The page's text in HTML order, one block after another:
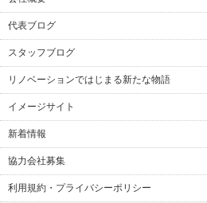
代表ブログ
スタッフブログ
リノベーションではじまる新たな物語
イメージサイト
新着情報
協力会社募集
利用規約・プライバシーポリシー